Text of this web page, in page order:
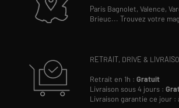
Paris Bagnolet,Valence,
Brieuc...Trouvez votre
RETRAIT, DRIVE &
Retrait en 1h :Gratuit
Livraison sous 4 jours :
Livraison garantie ce jour :